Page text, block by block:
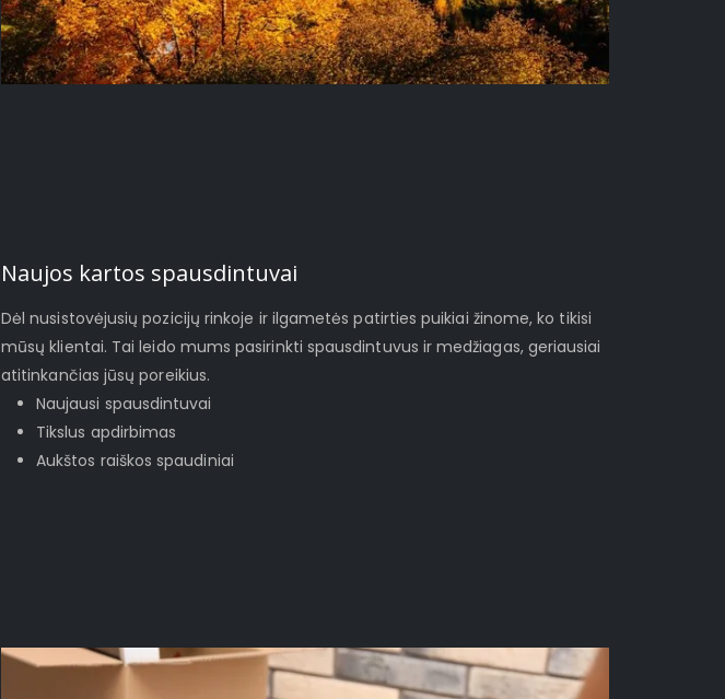
Naujos kartos spausdintuvai
Dėl nusistovėjusių pozicijų rinkoje ir ilgametės patirties puikiai žinome, ko tikisi
mūsų klientai. Tai leido mums pasirinkti spausdintuvus ir medžiagas, geriausiai
atitinkančias jūsų poreikius.
Naujausi spausdintuvai
Tikslus apdirbimas
Aukštos raiškos spaudiniai